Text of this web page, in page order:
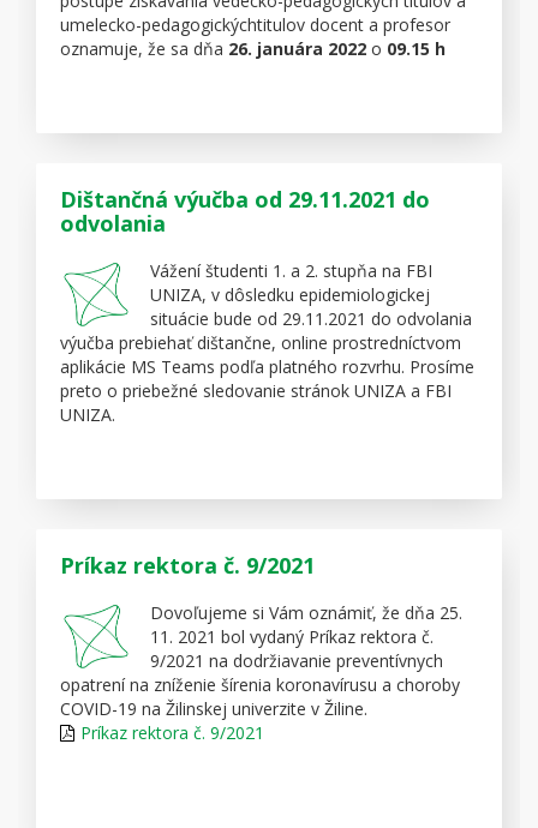
umelecko-pedagogickýchtitulov docent a profesor
oznamuje, že sa dňa 26. januára 2022 o 09.15 h
bezpečnostné vedy.
Názov habilitačnej prednášky:
Názov habilitačnej práce:Ochrana kľúčových
objektov pred účinkami výbuchu
Habilitačná práca, habilitačný spis a oponentské
posudky sú k dispozícii na sekretariáte dekana Fakulty
bezpečnostného inžinierstva UNIZA.
Obhajoba habilitačnej práce a habilitačná prednáška
sa uskutoční online prostredníctvom platformy MS
Odkaz na habilitačnú prednášku
Dištančná výučba od 29.11.2021 do
odvolania
Vážení študenti 1. a 2. stupňa na FBI
UNIZA, v dôsledku epidemiologickej
situácie bude od 29.11.2021 do odvolania
výučba prebiehať dištančne, online prostredníctvom
aplikácie MS Teams podľa platného rozvrhu. Prosíme
preto o priebežné sledovanie stránok UNIZA a FBI
UNIZA.
Príkaz rektora č. 9/2021
Dovoľujeme si Vám oznámiť, že dňa 25.
11. 2021 bol vydaný Príkaz rektora č.
9/2021 na dodržiavanie preventívnych
opatrení na zníženie šírenia koronavírusu a choroby
COVID-19 na Žilinskej univerzite v Žiline.
Príkaz rektora č. 9/2021